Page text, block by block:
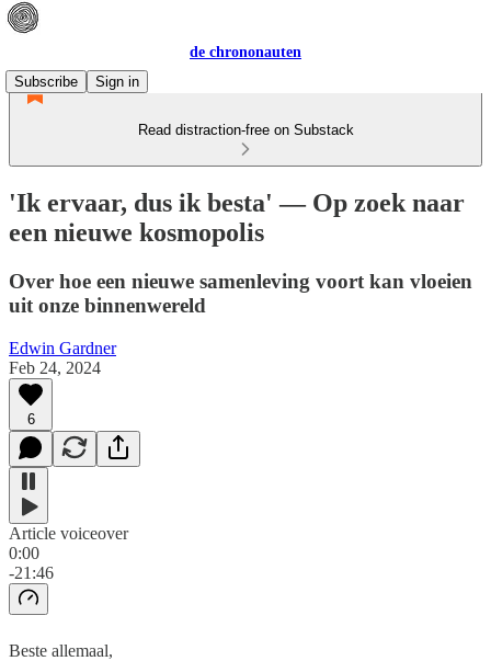
de chrononauten
Subscribe
Sign in
Read distraction-free on Substack
'Ik ervaar, dus ik besta' — Op zoek naar
een nieuwe kosmopolis
Over hoe een nieuwe samenleving voort kan vloeien
uit onze binnenwereld
Edwin Gardner
Feb 24, 2024
6
Article voiceover
0:00
-21:46
Beste allemaal,